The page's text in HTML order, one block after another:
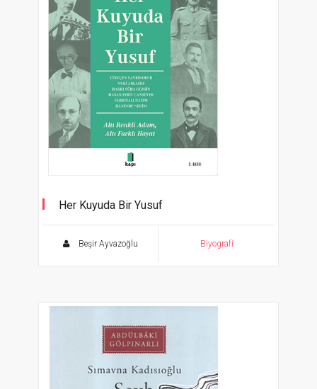
Her Kuyuda Bir Yusuf
Beşir Ayvazoğlu Biyografi